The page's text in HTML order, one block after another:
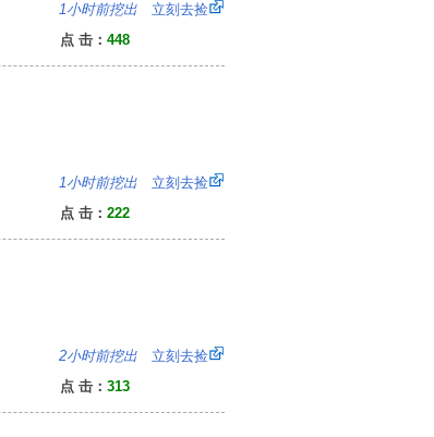
1小时前挖出 立刻去捡
点 击： 448
1小时前挖出 立刻去捡
点 击： 222
2小时前挖出 立刻去捡
点 击： 313